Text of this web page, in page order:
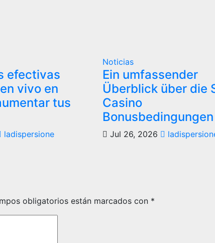
efectivas
vivo en
tus
ladispersione
Noticias
Ein umfassender
Überblick über die
Casino
Bonusbedingungen
Jul 26, 2026
obligatorios están marcados con *